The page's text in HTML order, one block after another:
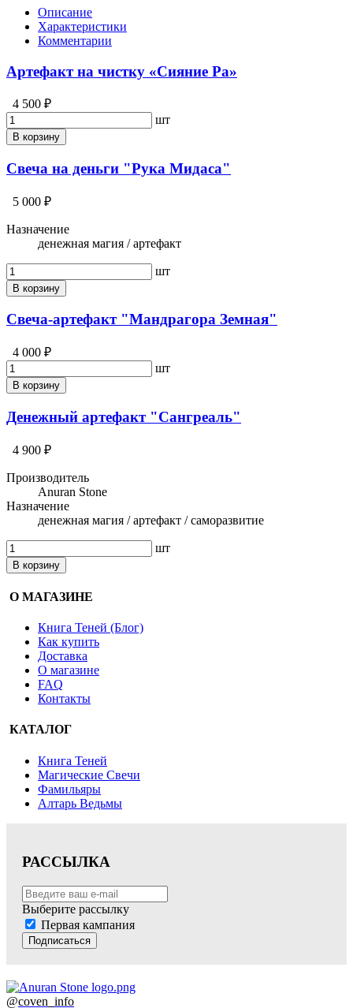
Описание
Характеристики
Комментарии
Артефакт на чистку «Сияние Ра»
4 500 ₽
шт
В корзину
Свеча на деньги "Рука Мидаса"
5 000 ₽
Назначение
денежная магия / артефакт
шт
В корзину
Свеча-артефакт "Мандрагора Земная"
4 000 ₽
шт
В корзину
Денежный артефакт "Сангреаль"
4 900 ₽
Производитель
Anuran Stone
Назначение
денежная магия / артефакт / саморазвитие
шт
В корзину
О МАГАЗИНЕ
Книга Теней (Блог)
Как купить
Доставка
О магазине
FAQ
Контакты
КАТАЛОГ
Книга Теней
Магические Свечи
Фамильяры
Алтарь Ведьмы
РАССЫЛКА
Выберите рассылку
Первая кампания
Подписаться
@coven_info